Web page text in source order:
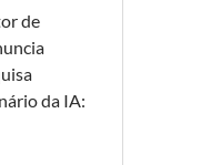
de
da IA: